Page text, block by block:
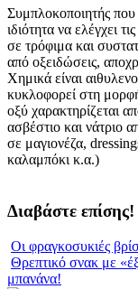
Συμπλοκοποιητής που
ιδιότητα να ελέγχει
σε τρόφιμα και
από οξειδώσεις,
Χημικά είναι
κυκλοφορεί στη
οξύ χαρακτηρίζεται
ασβέστιο και νάτριο
σε μαγιονέζα,
καλαμπόκι κ.α.)
Διαβάστε επίσης!
Οι φραγκοσυκιές
Θρεπτικό σνακ με
μπανάνα!